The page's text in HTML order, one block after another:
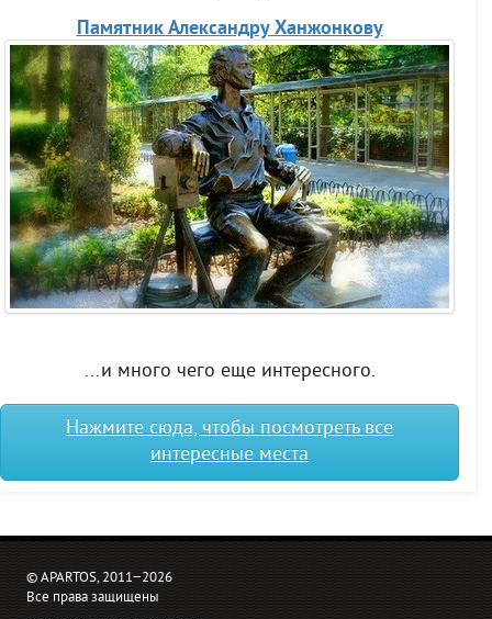
Памятник Александру Ханжонкову
...и много чего еще интересного.
Нажмите сюда, чтобы посмотреть все
интересные места
© APARTOS, 2011−2026
Все права защищены